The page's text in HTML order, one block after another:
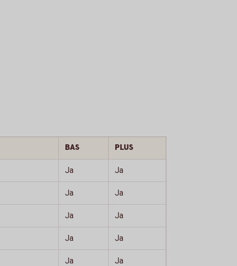
BAS PLUS
Ja Ja
Ja Ja
Ja Ja
Ja Ja
Ja Ja